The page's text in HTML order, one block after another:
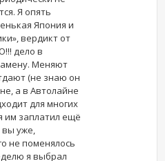
Я опять
Япония и
вердикт от
дело в
Меняют
(не знаю он
а в Автолайне
для многих
им заплатил ещё
вы уже,
не поменялось
я выбрал